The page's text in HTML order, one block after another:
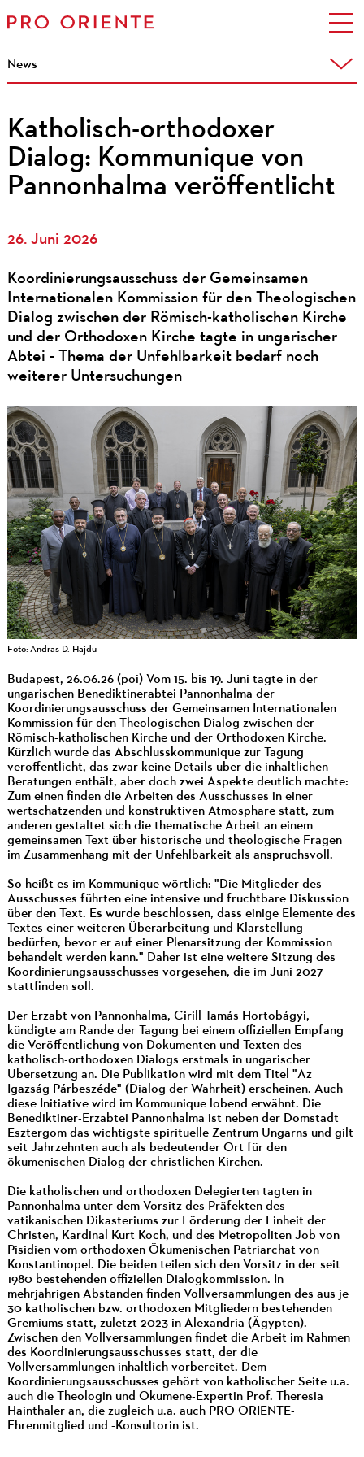
News
Katholisch-orthodoxer
Dialog: Kommunique von
Pannonhalma veröffentlicht
26. Juni 2026
Koordinierungsausschuss der Gemeinsamen
Internationalen Kommission für den Theologischen
Dialog zwischen der Römisch-katholischen Kirche
und der Orthodoxen Kirche tagte in ungarischer
Abtei - Thema der Unfehlbarkeit bedarf noch
weiterer Untersuchungen
Foto: Andras D. Hajdu
Budapest, 26.06.26 (poi) Vom 15. bis 19. Juni tagte in der
ungarischen Benediktinerabtei Pannonhalma der
Koordinierungsausschuss der Gemeinsamen Internationalen
Kommission für den Theologischen Dialog zwischen der
Römisch-katholischen Kirche und der Orthodoxen Kirche.
Kürzlich wurde das Abschlusskommunique zur Tagung
veröffentlicht, das zwar keine Details über die inhaltlichen
Beratungen enthält, aber doch zwei Aspekte deutlich machte:
Zum einen finden die Arbeiten des Ausschusses in einer
wertschätzenden und konstruktiven Atmosphäre statt, zum
anderen gestaltet sich die thematische Arbeit an einem
gemeinsamen Text über historische und theologische Fragen
im Zusammenhang mit der Unfehlbarkeit als anspruchsvoll.
So heißt es im Kommunique wörtlich: "Die Mitglieder des
Ausschusses führten eine intensive und fruchtbare Diskussion
über den Text. Es wurde beschlossen, dass einige Elemente des
Textes einer weiteren Überarbeitung und Klarstellung
bedürfen, bevor er auf einer Plenarsitzung der Kommission
behandelt werden kann." Daher ist eine weitere Sitzung des
Koordinierungsausschusses vorgesehen, die im Juni 2027
stattfinden soll.
Der Erzabt von Pannonhalma, Cirill Tamás Hortobágyi,
kündigte am Rande der Tagung bei einem offiziellen Empfang
die Veröffentlichung von Dokumenten und Texten des
katholisch-orthodoxen Dialogs erstmals in ungarischer
Übersetzung an. Die Publikation wird mit dem Titel "Az
Igazság Párbeszéde" (Dialog der Wahrheit) erscheinen. Auch
diese Initiative wird im Kommunique lobend erwähnt. Die
Benediktiner-Erzabtei Pannonhalma ist neben der Domstadt
Esztergom das wichtigste spirituelle Zentrum Ungarns und gilt
seit Jahrzehnten auch als bedeutender Ort für den
ökumenischen Dialog der christlichen Kirchen.
Die katholischen und orthodoxen Delegierten tagten in
Pannonhalma unter dem Vorsitz des Präfekten des
vatikanischen Dikasteriums zur Förderung der Einheit der
Christen, Kardinal Kurt Koch, und des Metropoliten Job von
Pisidien vom orthodoxen Ökumenischen Patriarchat von
Konstantinopel. Die beiden teilen sich den Vorsitz in der seit
1980 bestehenden offiziellen Dialogkommission. In
mehrjährigen Abständen finden Vollversammlungen des aus je
30 katholischen bzw. orthodoxen Mitgliedern bestehenden
Gremiums statt, zuletzt 2023 in Alexandria (Ägypten).
Zwischen den Vollversammlungen findet die Arbeit im Rahmen
des Koordinierungsausschusses statt, der die
Vollversammlungen inhaltlich vorbereitet. Dem
Koordinierungsausschusses gehört von katholischer Seite u.a.
auch die Theologin und Ökumene-Expertin Prof. Theresia
Hainthaler an, die zugleich u.a. auch PRO ORIENTE-
Ehrenmitglied und -Konsultorin ist.